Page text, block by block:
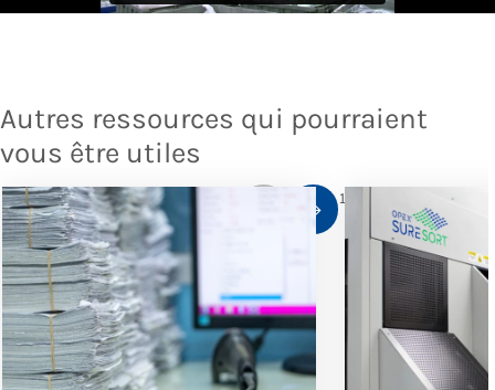
Autres ressources qui pourraient
vous être utiles
1